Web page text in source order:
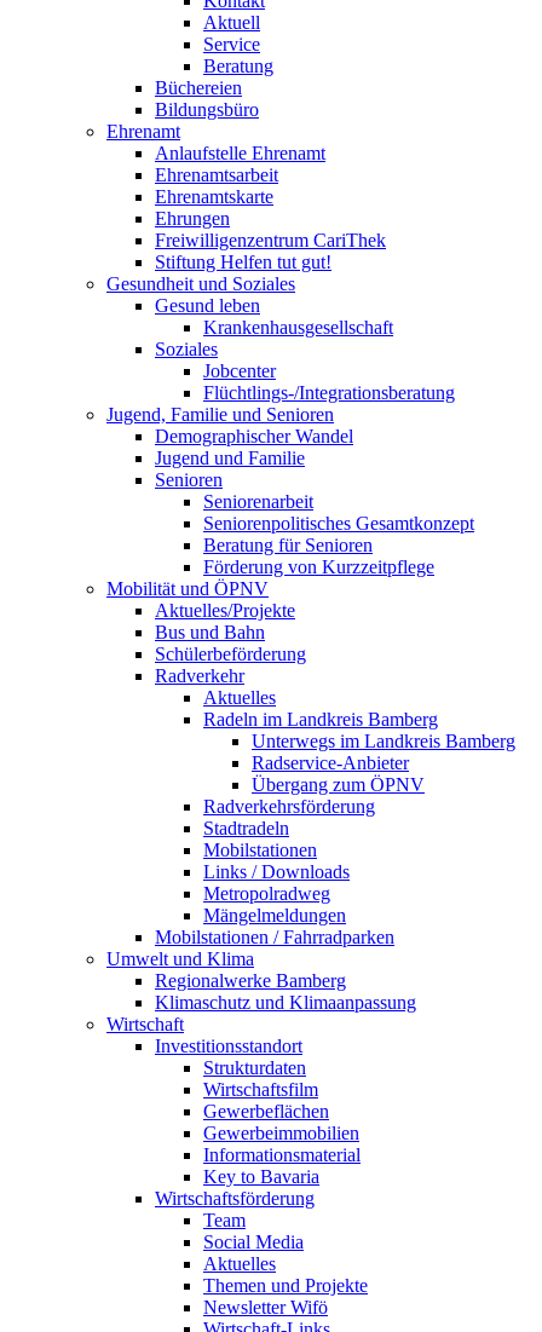
Aktuell
Service
Beratung
Büchereien
Bildungsbüro
Ehrenamt
Anlaufstelle Ehrenamt
Ehrenamtsarbeit
Ehrenamtskarte
Ehrungen
Freiwilligenzentrum CariThek
Stiftung Helfen tut gut!
Gesundheit und Soziales
Gesund leben
Krankenhausgesellschaft
Soziales
Jobcenter
Flüchtlings-/Integrationsberatung
Jugend, Familie und Senioren
Demographischer Wandel
Jugend und Familie
Senioren
Seniorenarbeit
Seniorenpolitisches Gesamtkonzept
Beratung für Senioren
Förderung von Kurzzeitpflege
Mobilität und ÖPNV
Aktuelles/Projekte
Bus und Bahn
Schülerbeförderung
Radverkehr
Aktuelles
Radeln im Landkreis Bamberg
Unterwegs im Landkreis Bamberg
Radservice-Anbieter
Übergang zum ÖPNV
Radverkehrsförderung
Stadtradeln
Mobilstationen
Links / Downloads
Metropolradweg
Mängelmeldungen
Mobilstationen / Fahrradparken
Umwelt und Klima
Regionalwerke Bamberg
Klimaschutz und Klimaanpassung
Wirtschaft
Investitionsstandort
Strukturdaten
Wirtschaftsfilm
Gewerbeflächen
Gewerbeimmobilien
Informationsmaterial
Key to Bavaria
Wirtschaftsförderung
Team
Social Media
Aktuelles
Themen und Projekte
Newsletter Wifö